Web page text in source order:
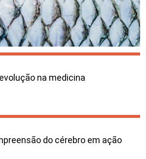
na medicina
do cérebro em ação